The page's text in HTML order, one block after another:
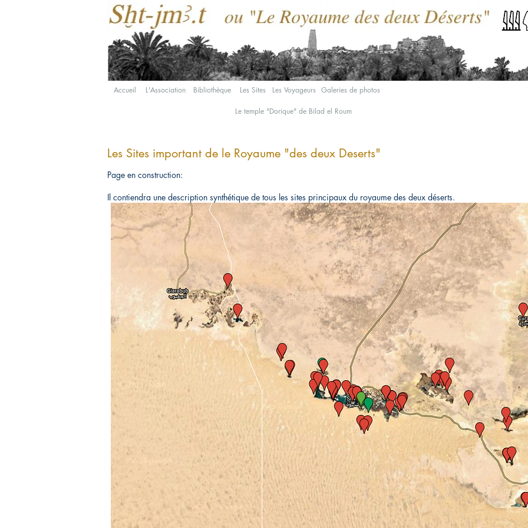
Accueil L'Association Bibliothèque Les Sites Les Voyageurs Galeries de photos
Le temple "Dorique" de Bilad el Roum
Les Sites important de le Royaume "des deux Deserts"
Page en construction:
Il contiendra une description synthétique de tous les sites principaux du royaume des deux déserts.